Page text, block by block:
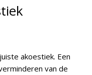
akoestiek. Een
van de